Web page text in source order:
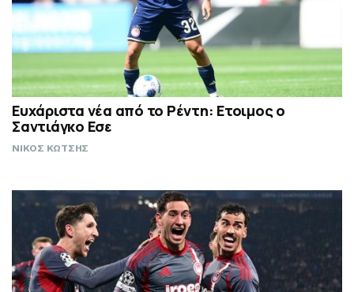
Ευχάριστα νέα από το Ρέντη: Ετοιμος ο
Σαντιάγκο Εσε
ΝΙΚΟΣ ΚΩΤΣΗΣ